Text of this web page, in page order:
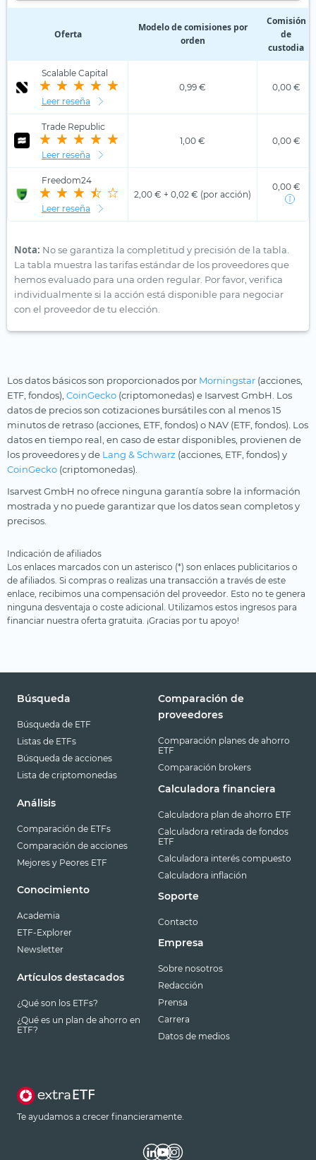
Oferta
Modelo de comisiones por
orden
Comisión
de
custodia
Scalable Capital
Leer reseña
0,99 € 0,00 €
Trade Republic
Leer reseña
1,00 € 0,00 €
Freedom24
Leer reseña
2,00 € + 0,02 € (por acción)
0,00 €
Nota: No se garantiza la completitud y precisión de la tabla.
La tabla muestra las tarifas estándar de los proveedores que
hemos evaluado para una orden regular. Por favor, verifica
individualmente si la acción está disponible para negociar
con el proveedor de tu elección.
Los datos básicos son proporcionados por Morningstar (acciones,
ETF, fondos), CoinGecko (criptomonedas) e Isarvest GmbH. Los
datos de precios son cotizaciones bursátiles con al menos 15
minutos de retraso (acciones, ETF, fondos) o NAV (ETF, fondos). Los
datos en tiempo real, en caso de estar disponibles, provienen de
los proveedores y de Lang & Schwarz (acciones, ETF, fondos) y
CoinGecko (criptomonedas).
Isarvest GmbH no ofrece ninguna garantía sobre la información
mostrada y no puede garantizar que los datos sean completos y
precisos.
Indicación de afiliados
Los enlaces marcados con un asterisco (*) son enlaces publicitarios o
de afiliados. Si compras o realizas una transacción a través de este
enlace, recibimos una compensación del proveedor. Esto no te genera
ninguna desventaja o coste adicional. Utilizamos estos ingresos para
financiar nuestra oferta gratuita. ¡Gracias por tu apoyo!
Búsqueda
Búsqueda de ETF
Listas de ETFs
Búsqueda de acciones
Lista de criptomonedas
Análisis
Comparación de ETFs
Comparación de acciones
Mejores y Peores ETF
Conocimiento
Academia
ETF-Explorer
Newsletter
Artículos destacados
¿Qué son los ETFs?
¿Qué es un plan de ahorro en
ETF?
Comparación de
proveedores
Comparación planes de ahorro
ETF
Comparación brokers
Calculadora financiera
Calculadora plan de ahorro ETF
Calculadora retirada de fondos
ETF
Calculadora interés compuesto
Calculadora inflación
Soporte
Contacto
Empresa
Sobre nosotros
Redacción
Prensa
Carrera
Datos de medios
Te ayudamos a crecer financieramente.